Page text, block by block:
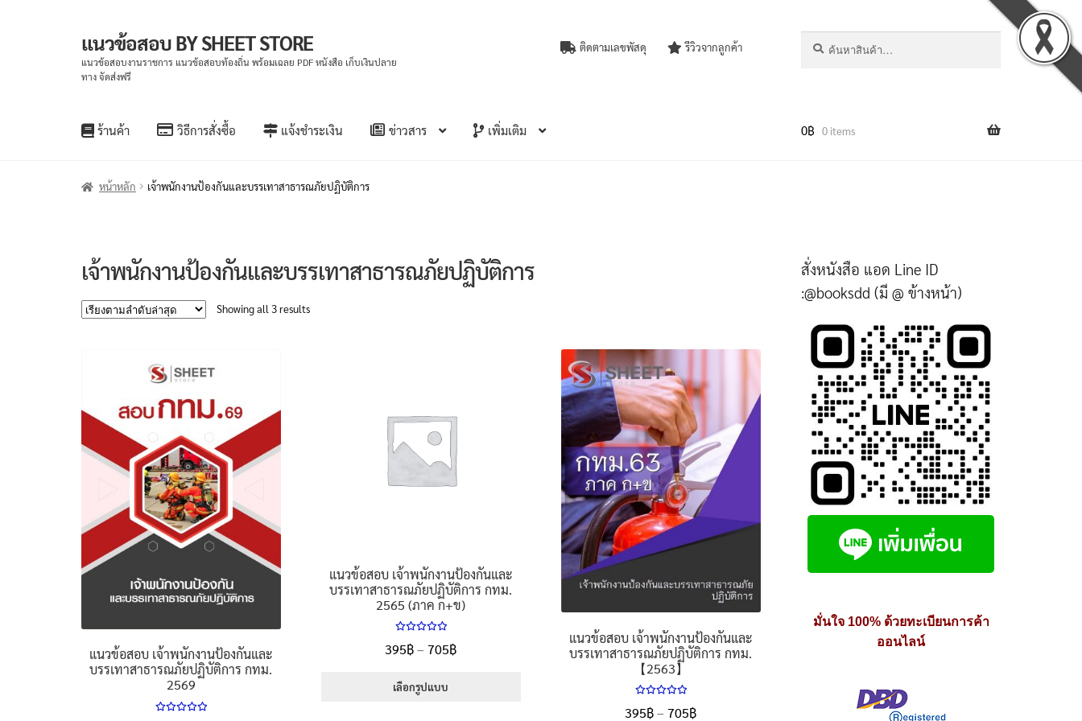
Skip
to
navigation
Skip
to
content
แนวข้อสอบ BY SHEET STORE
แนวข้อสอบงานราชการ แนวข้อสอบท้องถิ่น พร้อมเฉลย PDF หนังสือ เก็บเงินปลาย
ทาง จัดส่งฟรี
ติดตามเลขพัสดุ รีวิวจากลูกค้า
ร้านค้า วิธีการสั่งซื้อ แจ้งชำระเงิน ข่าวสาร เพิ่มเติม 0฿ 0 items
หน้าหลัก เจ้าพนักงานป้องกันและบรรเทาสาธารณภัยปฏิบัติการ
เจ้าพนักงานป้องกันและบรรเทาสาธารณภัยปฏิบัติการ
Showing all 3 resultsSorted
แนวข้อสอบ เจ้าพนักงานป้องกันและ
บรรเทาสาธารณภัยปฏิบัติการ กทม.
2569
แนวข้อสอบ เจ้าพนักงานป้องกันและ
บรรเทาสาธารณภัยปฏิบัติการ กทม.
2565 (ภาค ก+ข)
5.00
ตั้งแต่
395฿ – 705฿Price
เลือกรูปแบบ
แนวข้อสอบ เจ้าพนักงานป้องกันและ
บรรเทาสาธารณภัยปฏิบัติการ กทม.
【2563】
5.00
ตั้งแต่
395฿ – 705฿Price
สั่งหนังสือ แอด Line ID
:@booksdd (มี @ ข้างหน้า)
มั่นใจ 100% ด้วยทะเบียนการค้า
ออนไลน์